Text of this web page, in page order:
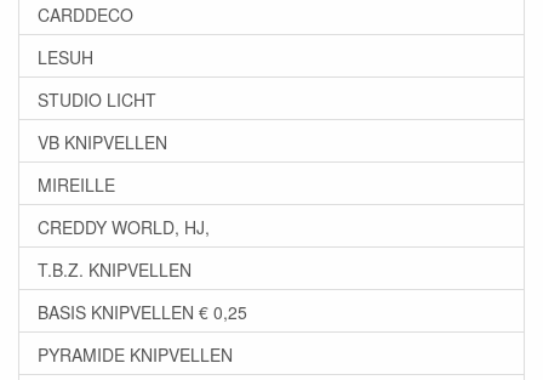
CARDDECO
LESUH
STUDIO LICHT
VB KNIPVELLEN
MIREILLE
CREDDY WORLD, HJ,
T.B.Z. KNIPVELLEN
BASIS KNIPVELLEN € 0,25
PYRAMIDE KNIPVELLEN